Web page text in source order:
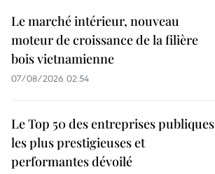
Le marché intérieur, nouveau
moteur de croissance de la filière
bois vietnamienne
07/08/2026 02:54
Le Top 50 des entreprises publiques
les plus prestigieuses et
performantes dévoilé